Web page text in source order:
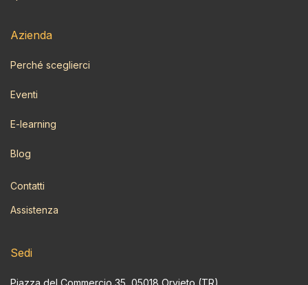
Azi​enda
Perché sceglierci
Eventi
E-learning
Blog
Contatti
Assistenza
Sedi